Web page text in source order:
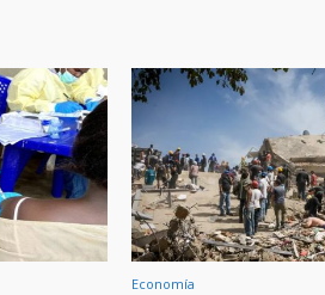
Economía